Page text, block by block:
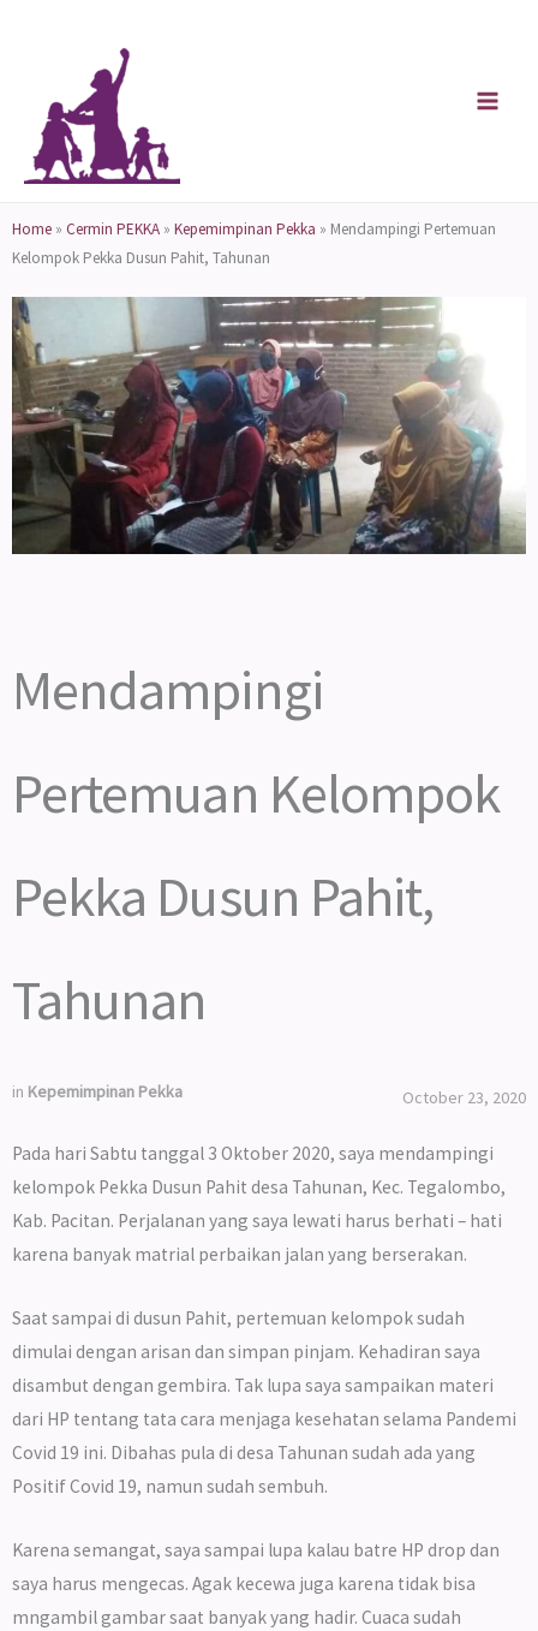
Home » Cermin PEKKA » Kepemimpinan Pekka » Mendampingi Pertemuan
Kelompok Pekka Dusun Pahit, Tahunan
Mendampingi
Pertemuan Kelompok
Pekka Dusun Pahit,
Tahunan
in Kepemimpinan Pekka October 23, 2020
Pada hari Sabtu tanggal 3 Oktober 2020, saya mendampingi
kelompok Pekka Dusun Pahit desa Tahunan, Kec. Tegalombo,
Kab. Pacitan. Perjalanan yang saya lewati harus berhati – hati
karena banyak matrial perbaikan jalan yang berserakan.
Saat sampai di dusun Pahit, pertemuan kelompok sudah
dimulai dengan arisan dan simpan pinjam. Kehadiran saya
disambut dengan gembira. Tak lupa saya sampaikan materi
dari HP tentang tata cara menjaga kesehatan selama Pandemi
Covid 19 ini. Dibahas pula di desa Tahunan sudah ada yang
Positif Covid 19, namun sudah sembuh.
Karena semangat, saya sampai lupa kalau batre HP drop dan
saya harus mengecas. Agak kecewa juga karena tidak bisa
mngambil gambar saat banyak yang hadir. Cuaca sudah